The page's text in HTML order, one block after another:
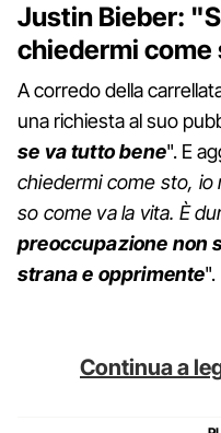
Justin Bieber:
chiedermi come
A corredo della
una richiesta al suo
se va tutto bene". E
chiedermi come sto, io
so come va la vita. È
preoccupazione non
strana e opprimente".
Continua a